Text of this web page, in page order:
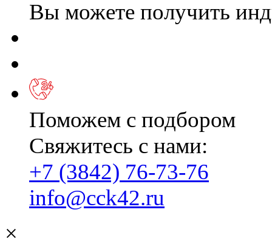
Вы можете получить
Поможем с подбором
Свяжитесь с нами:
+7 (3842) 76-73-76
info@cck42.ru
×